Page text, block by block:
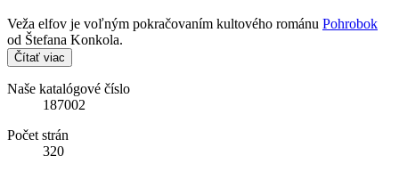
Veža elfov je voľným pokračovaním kultového románu Pohrobok
od Štefana Konkola.
Čítať viac
Naše katalógové číslo
187002
Počet strán
320